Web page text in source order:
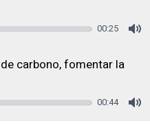
00:25
carbono, fomentar la
00:44